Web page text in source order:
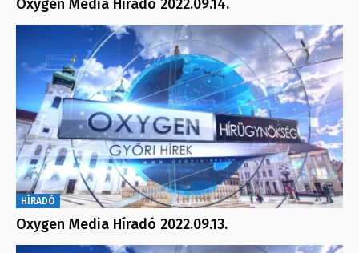
Oxygen Media Híradó 2022.09.14.
HÍRADÓ
Oxygen Media Híradó 2022.09.13.